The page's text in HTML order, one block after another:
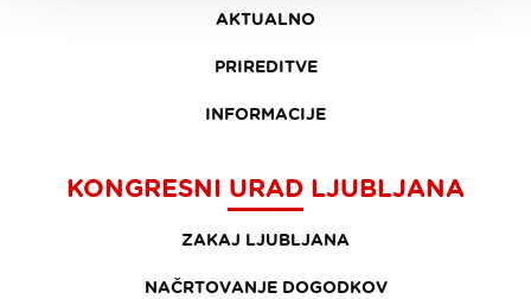
AKTUALNO
PRIREDITVE
INFORMACIJE
KONGRESNI URAD LJUBLJANA
ZAKAJ LJUBLJANA
NAČRTOVANJE DOGODKOV